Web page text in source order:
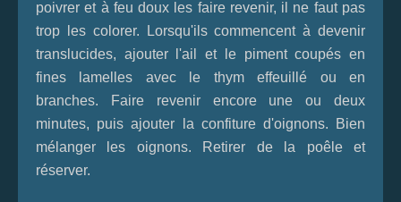
poivrer et à feu doux les faire revenir, il ne faut pas
trop les colorer. Lorsqu'ils commencent à devenir
translucides, ajouter l'ail et le piment coupés en
fines lamelles avec le thym effeuillé ou en
branches. Faire revenir encore une ou deux
minutes, puis ajouter la confiture d'oignons. Bien
mélanger les oignons. Retirer de la poêle et
réserver.